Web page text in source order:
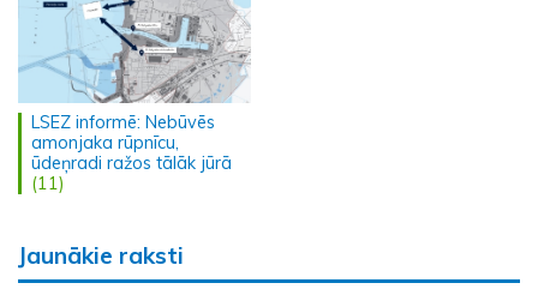
LSEZ informē: Nebūvēs
amonjaka rūpnīcu,
ūdeņradi ražos tālāk jūrā
(11)
Jaunākie raksti